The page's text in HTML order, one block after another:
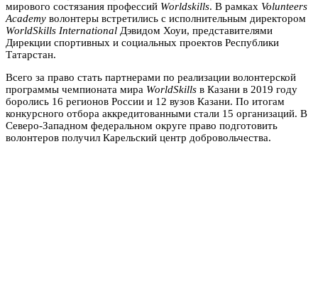
мирового состязания профессий Worldskills. В рамках Volunteers
Academy волонтеры встретились с исполнительным директором
WorldSkills International Дэвидом Хоуи, представителями
Дирекции спортивных и социальных проектов Республики
Татарстан.
Всего за право стать партнерами по реализации волонтерской
программы чемпионата мира WorldSkills в Казани в 2019 году
боролись 16 регионов России и 12 вузов Казани. По итогам
конкурсного отбора аккредитованными стали 15 организаций. В
Северо-Западном федеральном округе право подготовить
волонтеров получил Карельский центр добровольчества.